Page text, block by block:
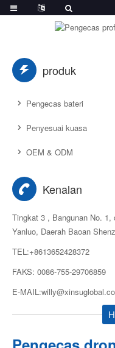
produk
Pengecas bateri
Penyesuai kuasa
OEM & ODM
Kenalan
Tingkat 3 , Bangunan No. 1,
Yanluo, Daerah Baoan
TEL:+8613652428372
FAKS: 0086-755-29706859
E-